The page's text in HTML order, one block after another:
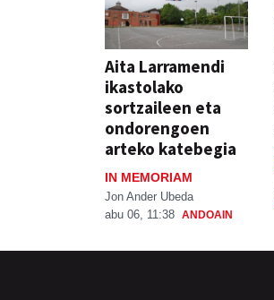
Aita Larramendi
ikastolako
sortzaileen eta
ondorengoen
arteko katebegia
IN MEMORIAM
Jon Ander Ubeda
abu 06, 11:38 ANDOAIN